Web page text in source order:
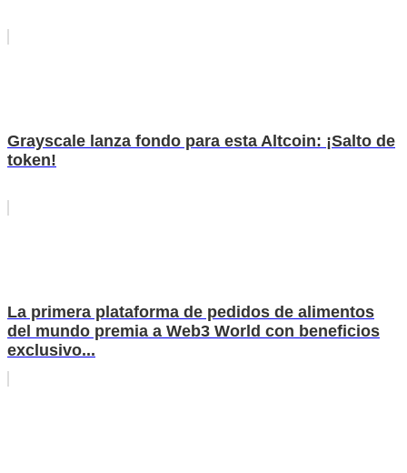
Grayscale lanza fondo para esta Altcoin: ¡Salto de
token!
La primera plataforma de pedidos de alimentos
del mundo premia a Web3 World con beneficios
exclusivo...